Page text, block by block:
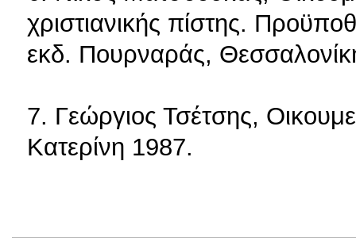
χριστιανικής πίστης.
εκδ. Πουρναράς,
7. Γεώργιος Τσέτσης,
Κατερίνη 1987.